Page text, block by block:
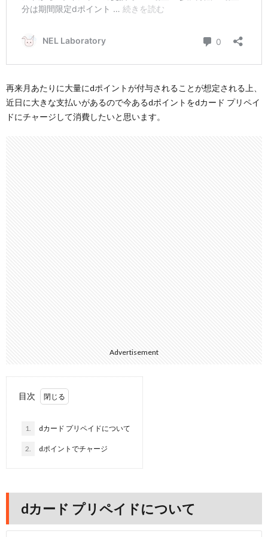
再来月あたりに大量にdポイントが付与されることが想定される上、
近日に大きな支払いがあるので今あるdポイントをdカード プリペイ
ドにチャージして消費したいと思います。
Advertisement
目次
1. dカード プリペイドについて
2. dポイントでチャージ
dカード プリペイドについて